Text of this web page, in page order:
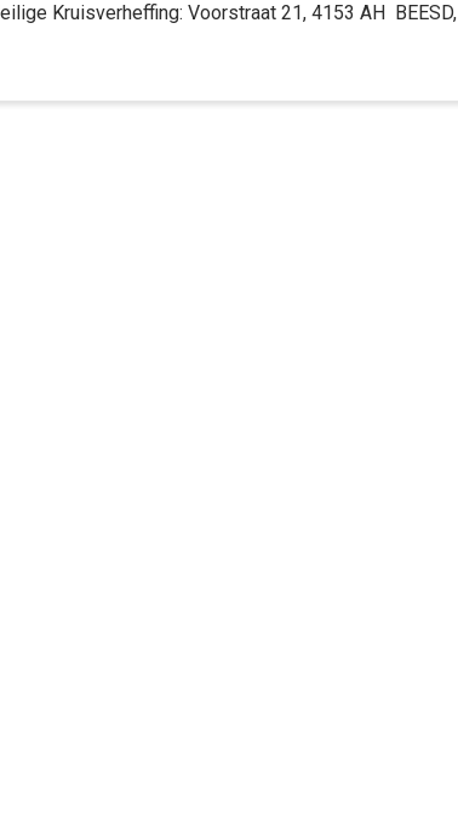
Kruisverheffing: Voorstraat 21, 4153 AH BEESD,